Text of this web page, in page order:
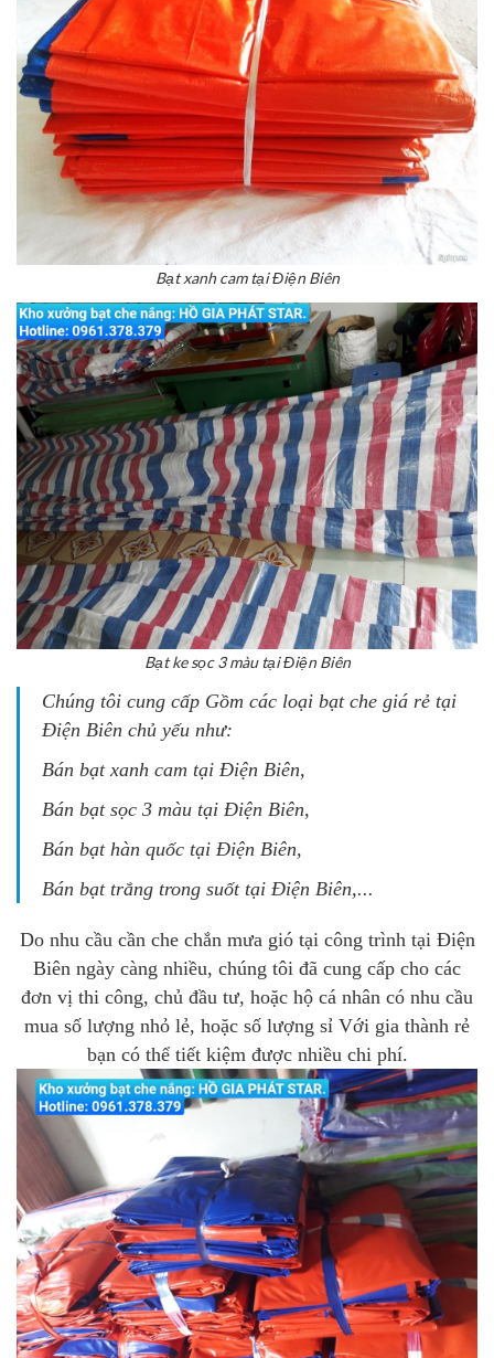
Bạt xanh cam tại Điện Biên
Bạt ke sọc 3 màu tại Điện Biên
Chúng tôi cung cấp Gồm các loại bạt che giá rẻ tại
Điện Biên chủ yếu như:
Bán bạt xanh cam tại Điện Biên,
Bán bạt sọc 3 màu tại Điện Biên,
Bán bạt hàn quốc tại Điện Biên,
Bán bạt trắng trong suốt tại Điện Biên,...
Do nhu cầu cần che chắn mưa gió tại công trình tại Điện
Biên ngày càng nhiều, chúng tôi đã cung cấp cho các
đơn vị thi công, chủ đầu tư, hoặc hộ cá nhân có nhu cầu
mua số lượng nhỏ lẻ, hoặc số lượng sỉ Với gia thành rẻ
bạn có thể tiết kiệm được nhiều chi phí.